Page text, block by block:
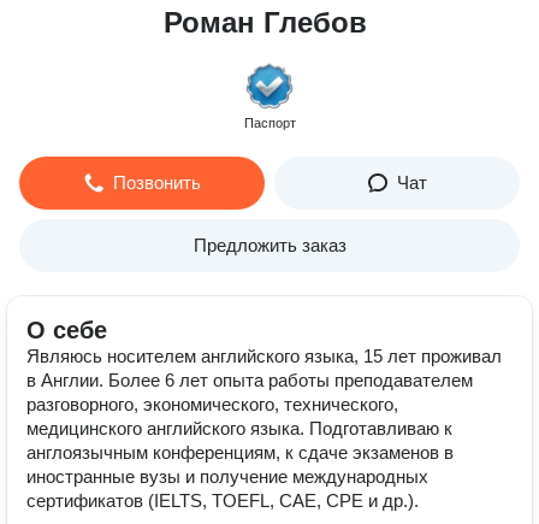
Роман Глебов
Паспорт
Позвонить Чат
Предложить заказ
О себе
Являюсь носителем английского языка, 15 лет проживал
в Англии. Более 6 лет опыта работы преподавателем
разговорного, экономического, технического,
медицинского английского языка. Подготавливаю к
англоязычным конференциям, к сдаче экзаменов в
иностранные вузы и получение международных
сертификатов (IELTS, TOEFL, CAE, CPE и др.).